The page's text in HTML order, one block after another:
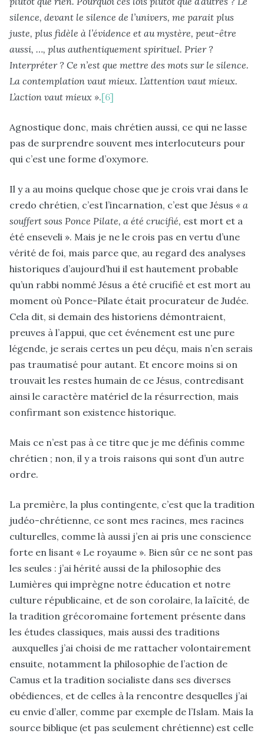
silence, devant le silence de l’univers, me parait plus
juste, plus fidèle à l’évidence et au mystère, peut-être
aussi, …, plus authentiquement spirituel. Prier ?
Interpréter ? Ce n’est que mettre des mots sur le silence.
La contemplation vaut mieux. L’attention vaut mieux.
L’action vaut mieux ».[6]
Agnostique donc, mais chrétien aussi, ce qui ne lasse
pas de surprendre souvent mes interlocuteurs pour
qui c’est une forme d’oxymore.
Il y a au moins quelque chose que je crois vrai dans le
credo chrétien, c’est l’incarnation, c’est que Jésus « a
souffert sous Ponce Pilate, a été crucifié, est mort et a
été enseveli ». Mais je ne le crois pas en vertu d’une
vérité de foi, mais parce que, au regard des analyses
historiques d’aujourd’hui il est hautement probable
qu’un rabbi nommé Jésus a été crucifié et est mort au
moment où Ponce-Pilate était procurateur de Judée.
Cela dit, si demain des historiens démontraient,
preuves à l’appui, que cet événement est une pure
légende, je serais certes un peu déçu, mais n’en serais
pas traumatisé pour autant. Et encore moins si on
trouvait les restes humain de ce Jésus, contredisant
ainsi le caractère matériel de la résurrection, mais
confirmant son existence historique.
Mais ce n’est pas à ce titre que je me définis comme
chrétien ; non, il y a trois raisons qui sont d’un autre
ordre.
La première, la plus contingente, c’est que la tradition
judéo-chrétienne, ce sont mes racines, mes racines
culturelles, comme là aussi j’en ai pris une conscience
forte en lisant « Le royaume ». Bien sûr ce ne sont pas
les seules : j’ai hérité aussi de la philosophie des
Lumières qui imprègne notre éducation et notre
culture républicaine, et de son corolaire, la laïcité, de
la tradition grécoromaine fortement présente dans
les études classiques, mais aussi des traditions
auxquelles j’ai choisi de me rattacher volontairement
ensuite, notamment la philosophie de l’action de
Camus et la tradition socialiste dans ses diverses
obédiences, et de celles à la rencontre desquelles j’ai
eu envie d’aller, comme par exemple de l’Islam. Mais la
source biblique (et pas seulement chrétienne) est celle